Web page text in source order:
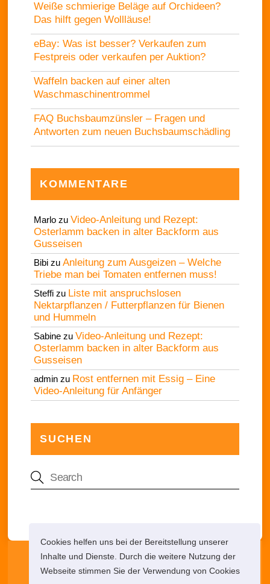
Cookies helfen uns bei der Bereitstellung unserer
Inhalte und Dienste. Durch die weitere Nutzung der
Webseite stimmen Sie der Verwendung von Cookies
Weiße schmierige Beläge auf Orchideen?
Das hilft gegen Wollläuse!
eBay: Was ist besser? Verkaufen zum
Festpreis oder verkaufen per Auktion?
Waffeln backen auf einer alten
Waschmaschinentrommel
FAQ Buchsbaumzünsler – Fragen und
Antworten zum neuen Buchsbaumschädling
KOMMENTARE
Marlo zuVideo-Anleitung und Rezept:
Osterlamm backen in alter Backform aus
Gusseisen
Bibi zuAnleitung zum Ausgeizen – Welche
Triebe man bei Tomaten entfernen muss!
Steffi zu Liste mit anspruchslosen
Nektarpflanzen / Futterpflanzen für Bienen
und Hummeln
Sabine zuVideo-Anleitung und Rezept:
Osterlamm backen in alter Backform aus
Gusseisen
admin zu Rost entfernen mit Essig – Eine
Video-Anleitung für Anfänger
SUCHEN
Die Netz-Lupe